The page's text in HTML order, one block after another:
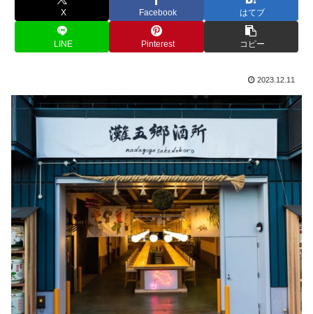
X Facebook はてブ
LINE Pinterest コピー
2023.12.11